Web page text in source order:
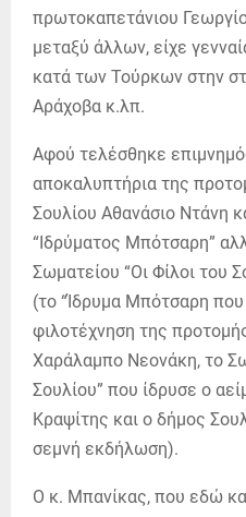
πρωτοκαπετάνιου
μεταξύ άλλων, είχε
κατά των Τούρκων στην
Αράχοβα κ.λπ.
Αφού τελέσθηκε
αποκαλυπτήρια της
Σουλίου Αθανάσιο Ντάνη
“Ιδρύματος Μπότσαρη”
Σωματείου “Οι Φίλοι του
(το “Ίδρυμα Μπότσαρη
φιλοτέχνηση της
Χαράλαμπο Νεονάκη, το
Σουλίου” που ίδρυσε ο
Κραψίτης και ο δήμος
σεμνή εκδήλωση).
Ο κ. Μπανίκας, που εδώ